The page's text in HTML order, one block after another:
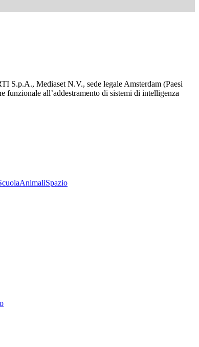
S.p.A., Mediaset N.V., sede legale Amsterdam (Paesi
funzionale all’addestramento di sistemi di intelligenza
AnimaliSpazio